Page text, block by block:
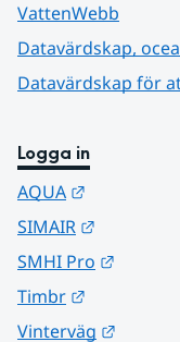
VattenWebb
Datavärdskap,
Datavärdskap för
Logga in
AQUA
SIMAIR
SMHI Pro
Timbr
Vinterväg